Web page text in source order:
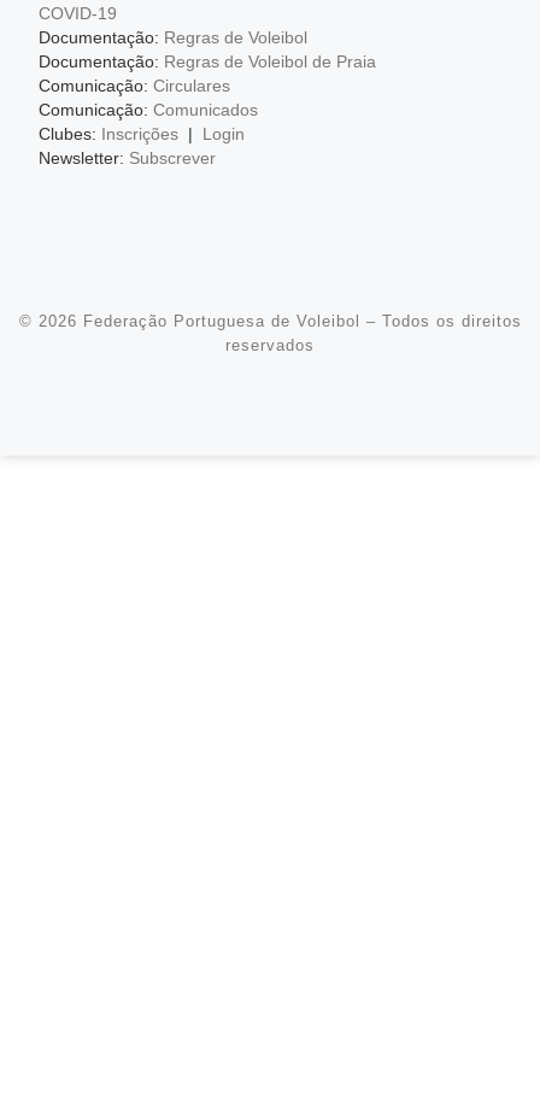
COVID-19
Documentação: Regras de Voleibol
Documentação: Regras de Voleibol de Praia
Comunicação: Circulares
Comunicação: Comunicados
Clubes: Inscrições|
Login
Newsletter: Subscrever
© 2026 Federação Portuguesa de Voleibol
– Todos os direitos
reservados